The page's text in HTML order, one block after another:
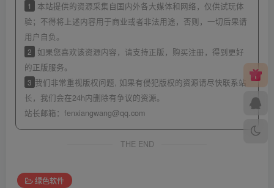
1
本站提供的资源采集自国内外各大媒体和网络，仅供试玩体
验；不得将上述内容用于商业或者非法用途，否则，一切后果请
用户自负。
2
如果您喜欢该资源内容，请支持正版，购买注册，得到更好
的正版服务。
3 我们非常重视版权问题, 如果有侵犯版权的资源请尽快联系站
长，我们会在24h内删除有争议的资源。
站长邮箱： fenxiangwang@qq.com
THE END
绿色软件